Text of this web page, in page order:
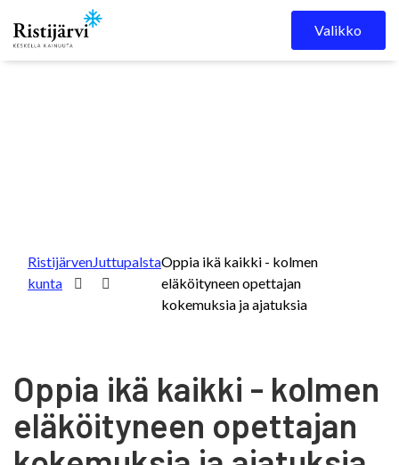
Skip to content
Valikko
Ristijärven
kunta
JuttupalstaOppia ikä kaikki - kolmen
eläköityneen opettajan
kokemuksia ja ajatuksia
Oppia ikä kaikki - kolmen
eläköityneen opettajan